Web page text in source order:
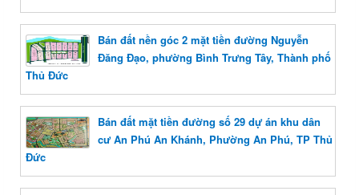
Bán đất nền góc 2 mặt tiền đường Nguyễn
Đăng Đạo, phường Bình Trưng Tây, Thành phố
Thủ Đức
Bán đất mặt tiền đường số 29 dự án khu dân
cư An Phú An Khánh, Phường An Phú, TP Thủ
Đức